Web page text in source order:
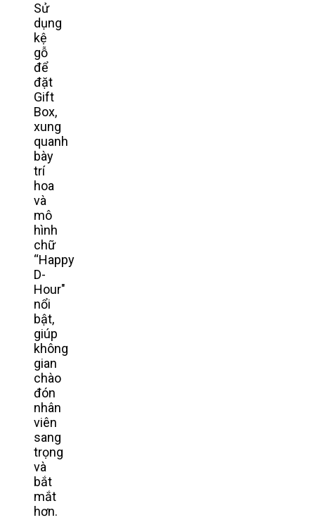
Sử
dụng
kệ
gỗ
để
đặt
Gift
Box,
xung
quanh
bày
trí
hoa
và
mô
hình
chữ
“Happy
D-
Hour"
nổi
bật,
giúp
không
gian
chào
đón
nhân
viên
sang
trọng
và
bắt
mắt
hơn.